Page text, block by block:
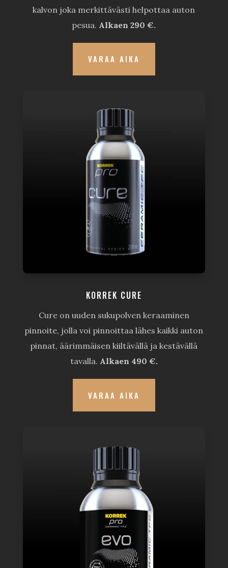
kalvon joka merkittävästi helpottaa auton
pesua. Alkaen 290 €.
VARAA AIKA
KORREK CURE
Cure on uuden sukupolven keraaminen
pinnoite, jolla voi pinnoittaa lähes kaikki auton
pinnat, äärimmäisen kiiltävällä ja kestävällä
tavalla. Alkaen 490 €.
VARAA AIKA